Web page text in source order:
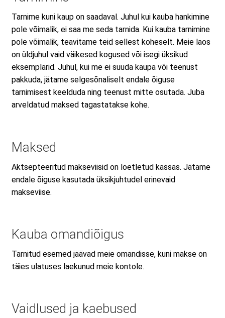
Tarnime kuni kaup on saadaval. Juhul kui kauba hankimine
pole võimalik, ei saa me seda tarnida. Kui kauba tarnimine
pole võimalik, teavitame teid sellest koheselt. Meie laos
on üldjuhul vaid väikesed kogused või isegi üksikud
eksemplarid. Juhul, kui me ei suuda kaupa või teenust
pakkuda, jätame selgesõnaliselt endale õiguse
tarnimisest keelduda ning teenust mitte osutada. Juba
arveldatud maksed tagastatakse kohe.
Maksed
Aktsepteeritud makseviisid on loetletud kassas. Jätame
endale õiguse kasutada üksikjuhtudel erinevaid
makseviise.
Kauba omandiõigus
Tarnitud esemed jäävad meie omandisse, kuni makse on
täies ulatuses laekunud meie kontole.
Vaidlused ja kaebused